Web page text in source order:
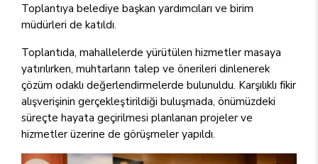
Toplantıya belediye başkan yardımcıları ve birim
müdürleri de katıldı.
Toplantıda, mahallelerde yürütülen hizmetler masaya
yatırılırken, muhtarların talep ve önerileri dinlenerek
çözüm odaklı değerlendirmelerde bulunuldu. Karşılıklı fikir
alışverişinin gerçekleştirildiği buluşmada, önümüzdeki
süreçte hayata geçirilmesi planlanan projeler ve
hizmetler üzerine de görüşmeler yapıldı.